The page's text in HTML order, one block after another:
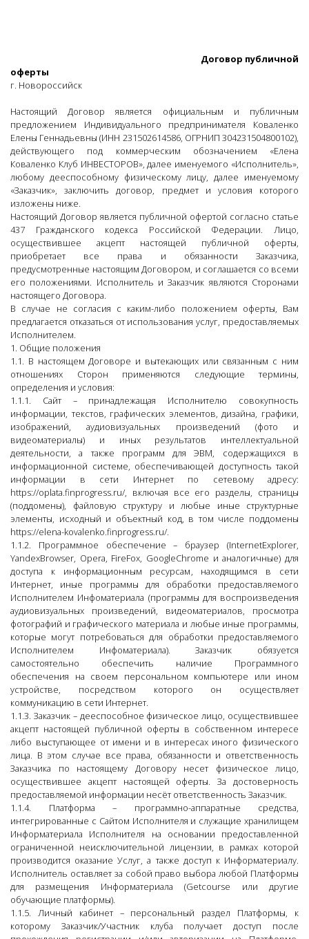
Договор публичной
оферты
г. Новороссийск
Настоящий Договор является официальным и публичным
предложением Индивидуального предпринимателя Коваленко
Елены Геннадьевны (ИНН 231502614586, ОГРНИП 304231504800102),
действующего под коммерческим обозначением «Елена
Коваленко Клуб ИНВЕСТОРОВ», далее именуемого «Исполнитель»,
любому дееспособному физическому лицу, далее именуемому
«Заказчик», заключить договор, предмет и условия которого
изложены ниже.
Настоящий Договор является публичной офертой согласно статье
437 Гражданского кодекса Российской Федерации. Лицо,
осуществившее акцепт настоящей публичной оферты,
приобретает все права и обязанности Заказчика,
предусмотренные настоящим Договором, и соглашается со всеми
его положениями. Исполнитель и Заказчик являются Сторонами
настоящего Договора.
В случае не согласия с каким-либо положением оферты, Вам
предлагается отказаться от использования услуг, предоставляемых
Исполнителем.
1. Общие положения
1.1. В настоящем Договоре и вытекающих или связанным с ним
отношениях Сторон применяются следующие термины,
определения и условия:
1.1.1. Сайт – принадлежащая Исполнителю совокупность
информации, текстов, графических элементов, дизайна, графики,
изображений, аудиовизуальных произведений (фото и
видеоматериалы) и иных результатов интеллектуальной
деятельности, а также программ для ЭВМ, содержащихся в
информационной системе, обеспечивающей доступность такой
информации в сети Интернет по сетевому адресу:
https://oplata.finprogress.ru/, включая все его разделы, страницы
(поддомены), файловую структуру и любые иные структурные
элементы, исходный и объектный код, в том числе поддомены
https://elena-kovalenko.finprogress.ru/.
1.1.2. Программное обеспечение – браузер (InternetExplorer,
YandexBrowser, Opera, FireFox, GoogleChrome и аналогичные) для
доступа к информационным ресурсам, находящимся в сети
Интернет, иные программы для обработки предоставляемого
Исполнителем Инфоматериала (программы для воспроизведения
аудиовизуальных произведений, видеоматериалов, просмотра
фотографий и графического материала и любые иные программы,
которые могут потребоваться для обработки предоставляемого
Исполнителем Инфоматериала). Заказчик обязуется
самостоятельно обеспечить наличие Программного
обеспечения на своем персональном компьютере или ином
устройстве, посредством которого он осуществляет
коммуникацию в сети Интернет.
1.1.3. Заказчик – дееспособное физическое лицо, осуществившее
акцепт настоящей публичной оферты в собственном интересе
либо выступающее от имени и в интересах иного физического
лица. В этом случае все права, обязанности и ответственность
Заказчика по настоящему Договору несет физическое лицо,
осуществившее акцепт настоящей оферты. За достоверность
предоставляемой информации несёт ответственность Заказчик.
1.1.4. Платформа – программно-аппаратные средства,
интегрированные с Сайтом Исполнителя и служащие хранилищем
Информатериала Исполнителя на основании предоставленной
ограниченной неисключительной лицензии, в рамках которой
производится оказание Услуг, а также доступ к Информатериалу.
Исполнитель оставляет за собой право выбора любой Платформы
для размещения Информатериала (Getcourse или другие
обучающие платформы).
1.1.5. Личный кабинет – персональный раздел Платформы, к
которому Заказчик/Участник клуба получает доступ после